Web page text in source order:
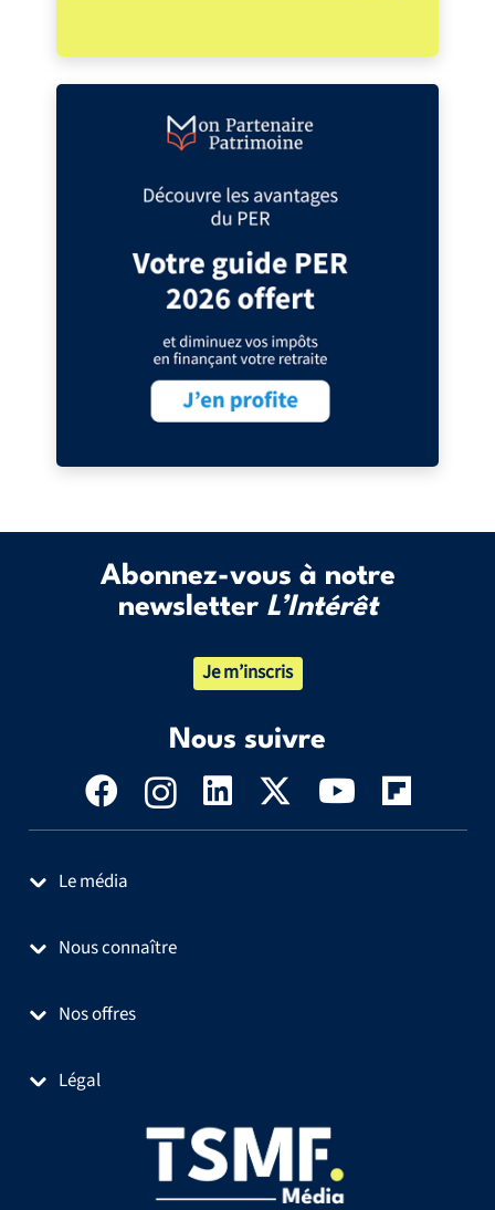
Abonnez-vous à notre
newsletter L’Intérêt
Je m’inscris
Nous suivre
Le média
Nous connaître
Nos offres
Légal